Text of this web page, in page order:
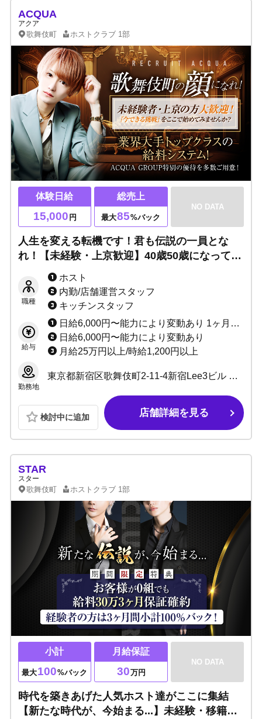
ACQUA
アクア
歌舞伎町 ホストクラブ 1部
体験日給
15,000 円
総売上
最大85%バック
NO DATA
人生を変える転機です！君も伝説の一員とな
れ！【未経験・上京歓迎】40歳50歳になっても
後悔しない生き方をするために『今できる挑
戦』をここで始めてみませんか？
職種
ホスト
内勤/店舗運営スタッフ
キッチンスタッフ
給与
日給6,000円〜能力により変動あり 1ヶ月ごとの昇給あり 売上毎の高％バック 最大総売り85％バック その他各種賞金あり
日給6,000円〜能力により変動あり
月給25万円以上/時給1,200円以上
勤務地
東京都新宿区歌舞伎町2-11-4新宿Lee3ビル B2F
検討中に追加 店舗詳細を見る
STAR
スター
歌舞伎町 ホストクラブ 1部
小計
最大100%バック
月給保証
30万円
NO DATA
時代を築きあげた人気ホスト達がここに集結
【新たな時代が、今始まる...】未経験・移籍者